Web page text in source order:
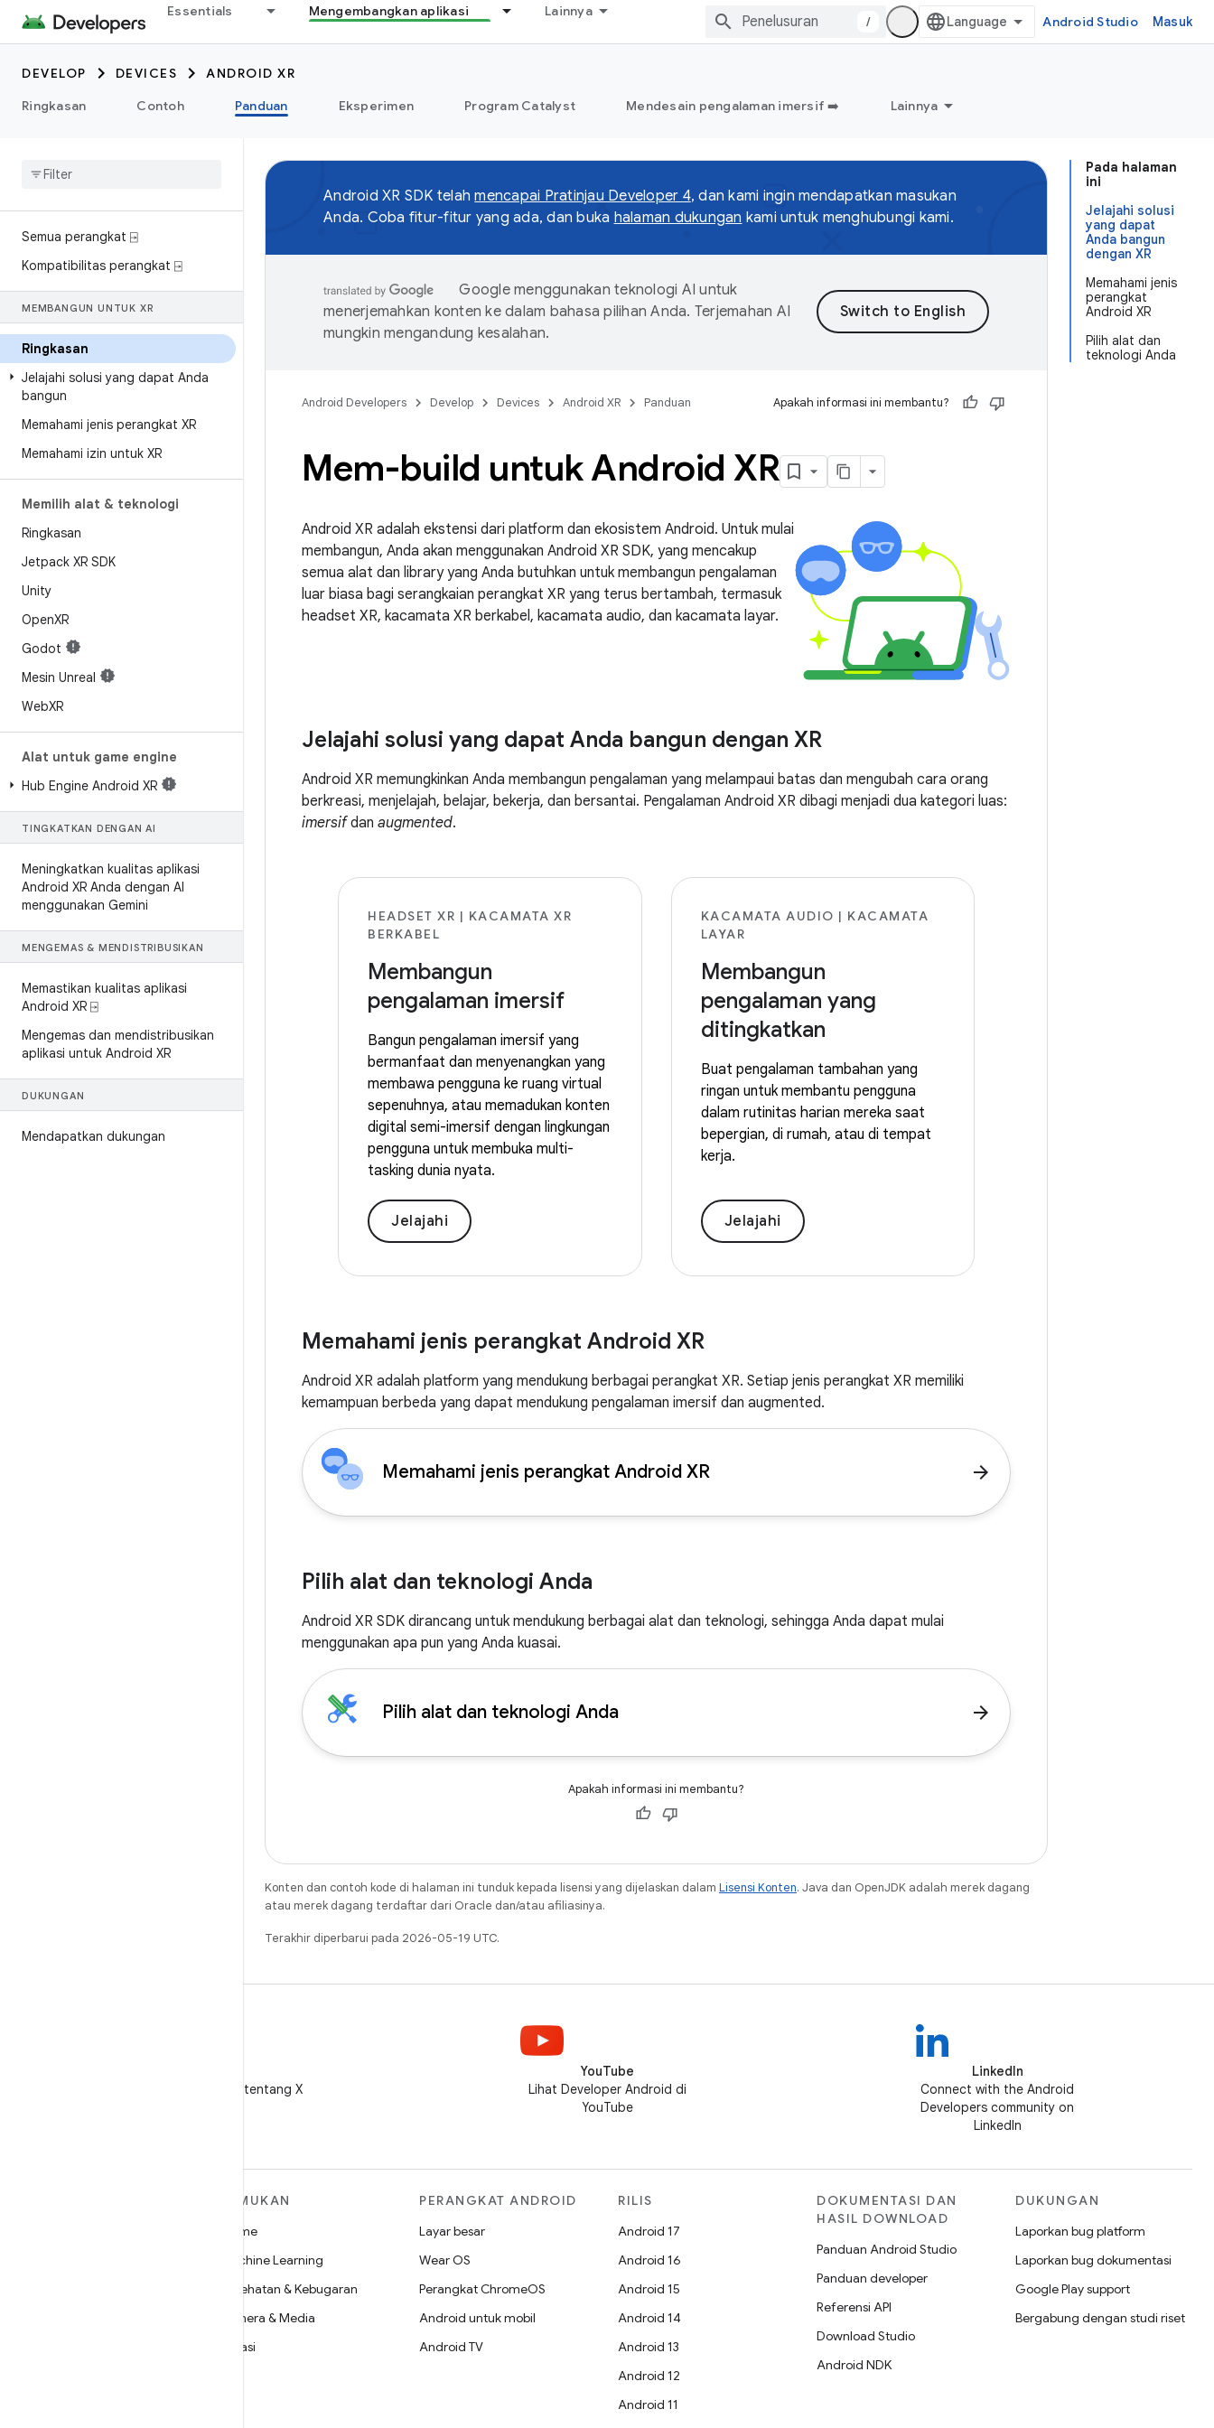
Essentials Mengembangkan aplikasi Lainnya
/ Android Studio Masuk
DEVELOP DEVICES
ANDROID XR
Ringkasan
Contoh Panduan Eksperimen Program Catalyst Mendesain pengalaman imersif ➡️ Lainnya
Semua perangkat ⍈
Kompatibilitas perangkat ⍈
MEMBANGUN UNTUK XR
Ringkasan
Jelajahi solusi yang dapat Anda
bangun
Memahami jenis perangkat XR
Memahami izin untuk XR
Memilih alat & teknologi
Ringkasan
Jetpack XR SDK
Unity
OpenXR
Godot
Mesin Unreal
WebXR
Alat untuk game engine
Hub Engine Android XR
TINGKATKAN DENGAN AI
Meningkatkan kualitas aplikasi
Android XR Anda dengan AI
menggunakan Gemini
MENGEMAS & MENDISTRIBUSIKAN
Memastikan kualitas aplikasi
Android XR ⍈
Mengemas dan mendistribusikan
aplikasi untuk Android XR
DUKUNGAN
Mendapatkan dukungan
Pada halaman
ini
Jelajahi solusi
yang dapat
Anda bangun
dengan XR
Memahami jenis
perangkat
Android XR
Pilih alat dan
teknologi Anda
Android XR SDK telahmencapai Pratinjau Developer 4, dan kami ingin mendapatkan masukan
Anda. Coba fitur-fitur yang ada, dan buka halaman dukungan kami untuk menghubungi kami.
Google menggunakan teknologi AI untuk
menerjemahkan konten ke dalam bahasa pilihan Anda. Terjemahan AI
mungkin mengandung kesalahan.
Android Developers Develop Devices Android XR Panduan Apakah informasi ini membantu?
Mem-build untuk Android XR
Android XR adalah ekstensi dari platform dan ekosistem Android. Untuk mulai
membangun, Anda akan menggunakan Android XR SDK, yang mencakup
semua alat dan library yang Anda butuhkan untuk membangun pengalaman
luar biasa bagi serangkaian perangkat XR yang terus bertambah, termasuk
headset XR, kacamata XR berkabel, kacamata audio, dan kacamata layar.
Jelajahi solusi yang dapat Anda bangun dengan XR
Android XR memungkinkan Anda membangun pengalaman yang melampaui batas dan mengubah cara orang
berkreasi, menjelajah, belajar, bekerja, dan bersantai. Pengalaman Android XR dibagi menjadi dua kategori luas:
imersifdan augmented.
HEADSET XR | KACAMATA XR
BERKABEL
Membangun
pengalaman imersif
Bangun pengalaman imersif yang
bermanfaat dan menyenangkan yang
membawa pengguna ke ruang virtual
sepenuhnya, atau memadukan konten
digital semi-imersif dengan lingkungan
pengguna untuk membuka multi-
tasking dunia nyata.
Jelajahi
KACAMATA AUDIO | KACAMATA
LAYAR
Membangun
pengalaman yang
ditingkatkan
Buat pengalaman tambahan yang
ringan untuk membantu pengguna
dalam rutinitas harian mereka saat
bepergian, di rumah, atau di tempat
kerja.
Jelajahi
Memahami jenis perangkat Android XR
Android XR adalah platform yang mendukung berbagai perangkat XR. Setiap jenis perangkat XR memiliki
kemampuan berbeda yang dapat mendukung pengalaman imersif dan augmented.
Memahami jenis perangkat Android XR arrow_forward
Pilih alat dan teknologi Anda
Android XR SDK dirancang untuk mendukung berbagai alat dan teknologi, sehingga Anda dapat mulai
menggunakan apa pun yang Anda kuasai.
Pilih alat dan teknologi Anda arrow_forward
Apakah informasi ini membantu?
Konten dan contoh kode di halaman ini tunduk kepada lisensi yang dijelaskan dalam Lisensi Konten. Java dan OpenJDK adalah merek dagang
atau merek dagang terdaftar dari Oracle dan/atau afiliasinya.
Terakhir diperbarui pada 2026-05-19 UTC.
Ikuti @AndroidDev tentang X
YouTube
Lihat Developer Android di
YouTube
LinkedIn
Connect with the Android
Developers community on
LinkedIn
TEMUKAN
Game
Machine Learning
Kesehatan & Kebugaran
Kamera & Media
Privasi
PERANGKAT ANDROID
Layar besar
Wear OS
Perangkat ChromeOS
Android untuk mobil
Android TV
RILIS
Android 17
Android 16
Android 15
Android 14
Android 13
Android 12
Android 11
DOKUMENTASI DAN
HASIL DOWNLOAD
Panduan Android Studio
Panduan developer
Referensi API
Download Studio
Android NDK
DUKUNGAN
Laporkan bug platform
Laporkan bug dokumentasi
Google Play support
Bergabung dengan studi riset